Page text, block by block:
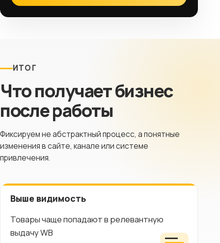
ИТОГ
Что получает бизнес
после работы
Фиксируем не абстрактный процесс, а понятные
изменения в сайте, канале или системе
привлечения.
Выше видимость
Товары чаще попадают в релевантную
выдачу WB